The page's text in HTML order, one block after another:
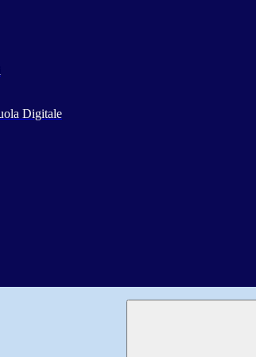
Digitale